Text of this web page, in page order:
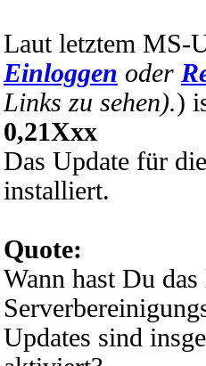
Laut letztem MS-
Einloggen oder
Links zu sehen).)
0,21Xxx
Das Update für
installiert.
Quote:
Wann hast Du
Updates sind